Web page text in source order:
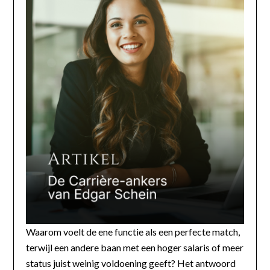
Waarom voelt de ene functie als een perfecte match,
terwijl een andere baan met een hoger salaris of meer
status juist weinig voldoening geeft? Het antwoord